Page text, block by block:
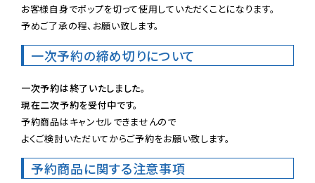
お客様自身でポップを切って使用していただくことになります。
予めご了承の程、お願い致します。
一次予約の締め切りについて
一次予約は終了いたしました。
現在二次予約を受付中です。
予約商品はキャンセルできませんので
よくご検討いただいてからご予約をお願い致します。
予約商品に関する注意事項